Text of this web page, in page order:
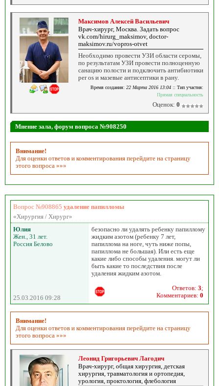
Максимов Алексей Васильевич
Врач-хирург, Москва. Задать вопрос
vk.com/hirurg_maksimov, doctor-
maksimov.ru/vopros-otvet
Необходимо провести УЗИ области серомы,
по результатам УЗИ провести полноценную
санацию полости и подключить антибиотики
per os и мазевые антисептики в рану.
Время создания: 22 Марта 2016 13:04 :: Тип участия:
Прямая специальность
Оценок: 0
Мнение зала, форум вопроса №908250
Внимание!
Для оценки ответов и комментирования перейдите на страницу
этого вопроса »»»
Вопрос №908865 удаление папилломы
«Хирургия / Хирург»
Юлия
Жен., 31 лет.
Россия Белово
безопасно ли удалять ребенку папиллому
жидким азотом (ребенку 7 лет,
папиллома на ноге, чуть ниже попы,
папиллома не большая). Или есть еще
какие либо способы удаления. могут ли
быть какие то последствия после
удаления жидким азотом.
25.03.2016 09:28
Ответов: 3;
Комментариев: 0
Внимание!
Для оценки ответов и комментирования перейдите на страницу
этого вопроса »»»
Леонид Григорьевич Лагодич
Врач-хирург, общая хирургия, детская
хирургия, травматология и ортопедия,
урология, проктология, флебология